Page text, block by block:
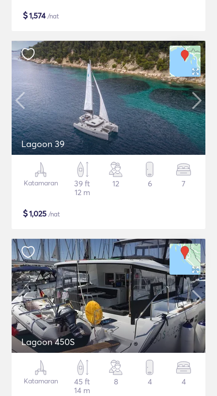
$1,574/nat
Lagoon 39
Katamaran
39 ft
12 m
12 6 7
$1,025 /nat
Lagoon 450S
Katamaran
45 ft
14 m
8 4 4